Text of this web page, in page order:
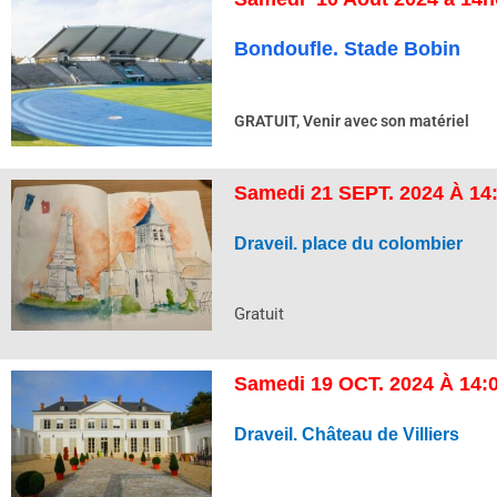
Bondoufle. Stade Bobin
GRATUIT, Venir avec son matériel
Samedi 21 SEPT. 2024 À
Draveil. place du colombier
Gratuit
Samedi 19 OCT. 2024 À
Draveil. Château de Villiers